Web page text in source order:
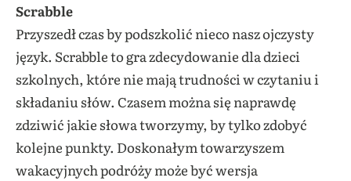
Scrabble
Przyszedł czas by podszkolić nieco nasz ojczysty
język. Scrabble to gra zdecydowanie dla dzieci
szkolnych, które nie mają trudności w czytaniu i
składaniu słów. Czasem można się naprawdę
zdziwić jakie słowa tworzymy, by tylko zdobyć
kolejne punkty. Doskonałym towarzyszem
wakacyjnych podróży może być wersja